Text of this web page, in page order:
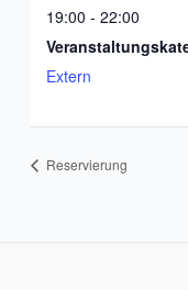
19:00 - 22:00
Extern
Reservierung